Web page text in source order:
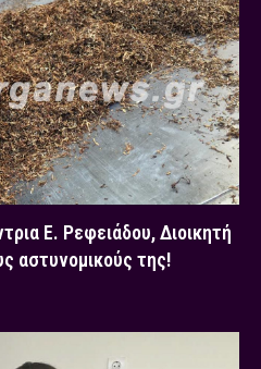
Ε. Ρεφειάδου, Διοικητή
αστυνομικούς της!